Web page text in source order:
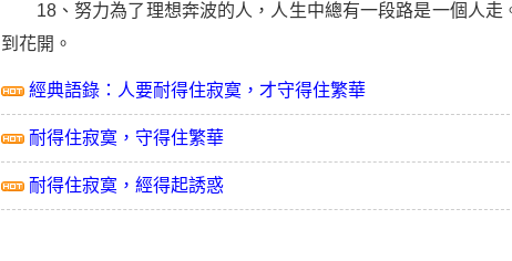
18、努力為了理想奔波的人，人生中總有一段路是一個人走
到花開。
經典語錄：人要耐得住寂寞，才守得住繁華
耐得住寂寞，守得住繁華
耐得住寂寞，經得起誘惑